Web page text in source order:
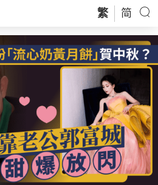
繁 简